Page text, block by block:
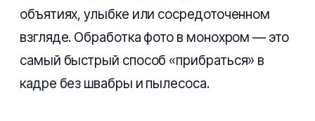
объятиях, улыбке или сосредоточенном
взгляде. Обработка фото в монохром — это
самый быстрый способ «прибраться» в
кадре без швабры и пылесоса.